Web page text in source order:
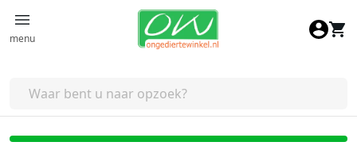
menu